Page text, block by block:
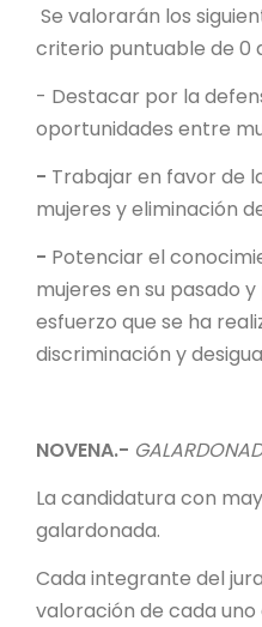
Se valorarán los
criterio puntuable de 0
- Destacar por la
oportunidades entre
- Trabajar en favor de
mujeres y eliminación
- Potenciar el
mujeres en su pasado
esfuerzo que se ha
discriminación y
NOVENA.-
La candidatura con
galardonada.
Cada integrante del
valoración de cada